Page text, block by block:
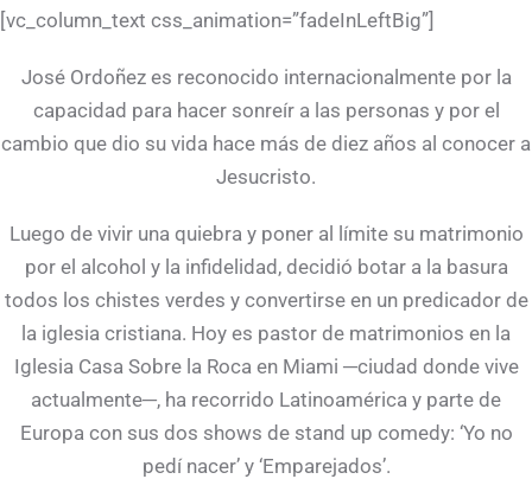
[vc_column_text css_animation=”fadeInLeftBig”]
José Ordoñez es reconocido internacionalmente por la
capacidad para hacer sonreír a las personas y por el
cambio que dio su vida hace más de diez años al conocer a
Jesucristo.
Luego de vivir una quiebra y poner al límite su matrimonio
por el alcohol y la infidelidad, decidió botar a la basura
todos los chistes verdes y convertirse en un predicador de
la iglesia cristiana. Hoy es pastor de matrimonios en la
Iglesia Casa Sobre la Roca en Miami ─ciudad donde vive
actualmente─, ha recorrido Latinoamérica y parte de
Europa con sus dos shows de stand up comedy: ‘Yo no
pedí nacer’ y ‘Emparejados’.